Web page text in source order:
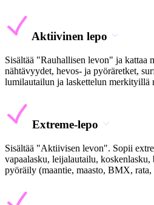
Aktiivinen lepo
Sisältää "Rauhallisen levon" ja kattaa
nähtävyydet, hevos- ja pyöräretket,
lumilautailun ja laskettelun merkityillä
Extreme-lepo
Sisältää "Aktiivisen levon". Sopii
vapaalasku, leijalautailu, koskenlasku,
pyöräily (maantie, maasto, BMX, rata,